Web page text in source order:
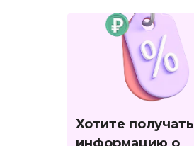
Хотите получать